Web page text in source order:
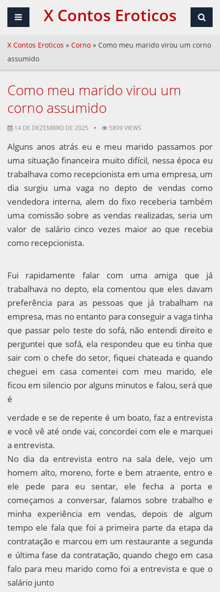
X Contos Eroticos
X Contos Eroticos » Corno » Como meu marido virou um corno
assumido
Como meu marido virou um
corno assumido
14 DE DEZEMBRO DE 2025 5899 VIEWS
Alguns anos atrás eu e meu marido passamos por
uma situação financeira muito difícil, nessa época eu
trabalhava como recepcionista em uma empresa, um
dia surgiu uma vaga no depto de vendas como
vendedora interna, alem do fixo receberia também
uma comissão sobre as vendas realizadas, seria um
valor de salário cinco vezes maior ao que recebia
como recepcionista.
Fui rapidamente falar com uma amiga que já
trabalhava no depto, ela comentou que eles davam
preferência para as pessoas que já trabalham na
empresa, mas no entanto para conseguir a vaga tinha
que passar pelo teste do sofá, não entendi direito e
perguntei que sofá, ela respondeu que eu tinha que
sair com o chefe do setor, fiquei chateada e quando
cheguei em casa comentei com meu marido, ele
ficou em silencio por alguns minutos e falou, será que
é
verdade e se de repente é um boato, faz a entrevista
e você vê até onde vai, concordei com ele e marquei
a entrevista.
No dia da entrevista entro na sala dele, vejo um
homem alto, moreno, forte e bem atraente, entro e
ele pede para eu sentar, ele fecha a porta e
começamos a conversar, falamos sobre trabalho e
minha experiência em vendas, depois de algum
tempo ele fala que foi a primeira parte da etapa da
contratação e marcou em um restaurante a segunda
e última fase da contratação, quando chego em casa
falo para meu marido como foi a entrevista e que o
salário junto